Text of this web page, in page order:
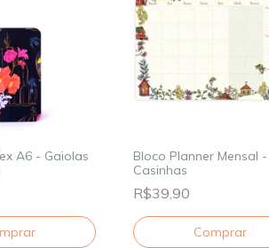
A6 - Gaiolas
Bloco Planner Mensal -
Casinhas
R$39,90